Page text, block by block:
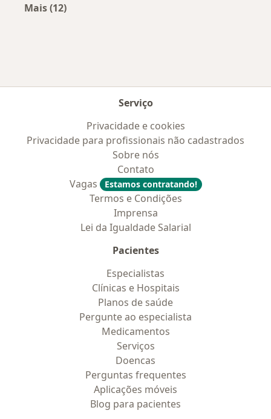
Mais (12)
Serviço
Privacidade e cookies
Privacidade para profissionais não cadastrados
Sobre nós
Contato
Vagas
Estamos contratando!
Termos e Condições
Imprensa
Lei da Igualdade Salarial
Pacientes
Especialistas
Clínicas e Hospitais
Planos de saúde
Pergunte ao especialista
Medicamentos
Serviços
Doencas
Perguntas frequentes
Aplicações móveis
Blog para pacientes